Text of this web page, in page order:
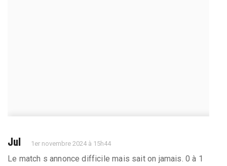
Jul 1er novembre 2024 à 15h44
Le match s annonce difficile mais sait on jamais. 0 à 1